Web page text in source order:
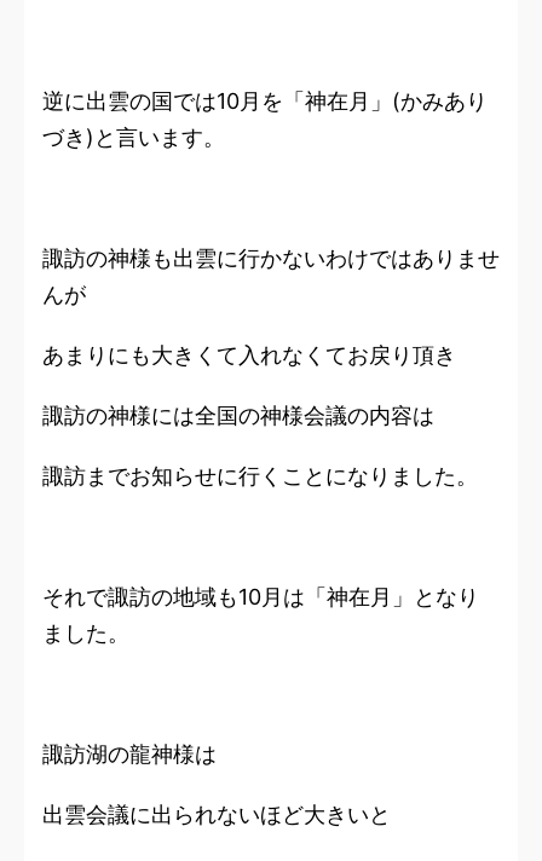
逆に出雲の国では10月を「神在月」(かみあり
づき)と言います。
諏訪の神様も出雲に行かないわけではありませ
んが
あまりにも大きくて入れなくてお戻り頂き
諏訪の神様には全国の神様会議の内容は
諏訪までお知らせに行くことになりました。
それで諏訪の地域も10月は「神在月」となり
ました。
諏訪湖の龍神様は
出雲会議に出られないほど大きいと